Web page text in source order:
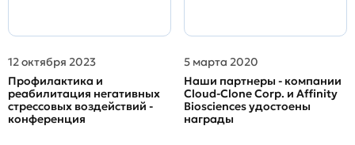
12 октября 2023
Профилактика и
реабилитация негативных
стрессовых воздействий -
конференция
5 марта 2020
Наши партнеры - компании
Cloud-Clone Corp. и Affinity
Biosciences удостоены
награды